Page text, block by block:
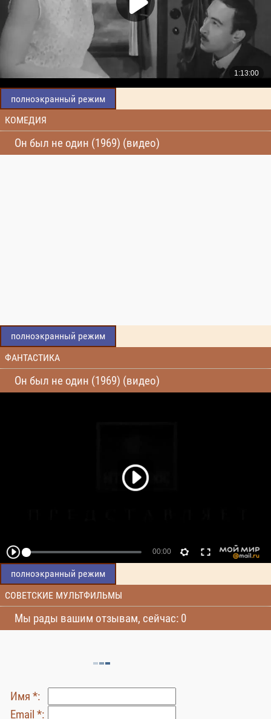
полноэкранный режим
КОМЕДИЯ
Он был не один (1969) (видео)
полноэкранный режим
ФАНТАСТИКА
Он был не один (1969) (видео)
полноэкранный режим
СОВЕТСКИЕ МУЛЬТФИЛЬМЫ
Мы рады вашим отзывам, сейчас: 0
Имя *:
Email *: